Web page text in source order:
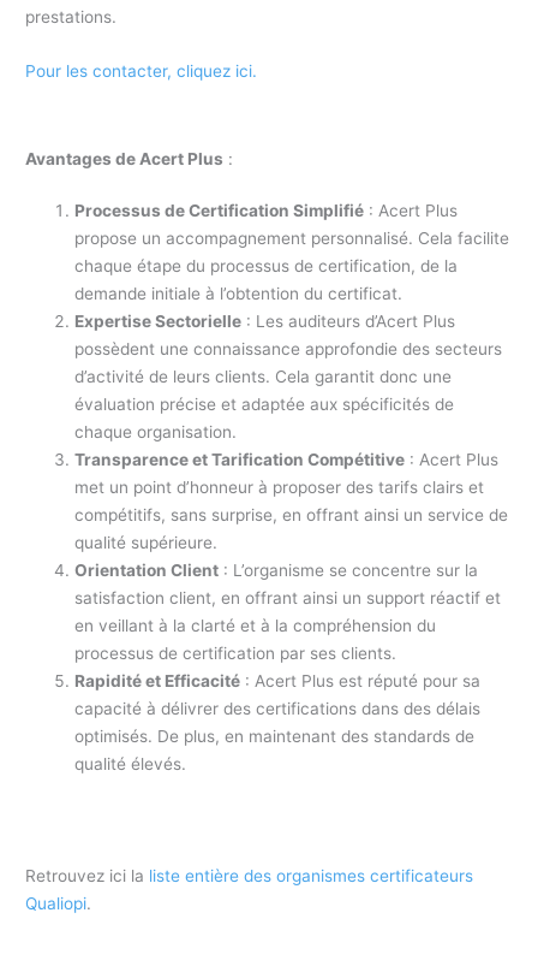
prestations.
Pour les contacter, cliquez ici.
Avantages de Acert Plus :
Processus de Certification Simplifié : Acert Plus
propose un accompagnement personnalisé. Cela facilite
chaque étape du processus de certification, de la
demande initiale à l’obtention du certificat.
Expertise Sectorielle : Les auditeurs d’Acert Plus
possèdent une connaissance approfondie des secteurs
d’activité de leurs clients. Cela garantit donc une
évaluation précise et adaptée aux spécificités de
chaque organisation.
Transparence et Tarification Compétitive : Acert Plus
met un point d’honneur à proposer des tarifs clairs et
compétitifs, sans surprise, en offrant ainsi un service de
qualité supérieure.
Orientation Client : L’organisme se concentre sur la
satisfaction client, en offrant ainsi un support réactif et
en veillant à la clarté et à la compréhension du
processus de certification par ses clients.
Rapidité et Efficacité : Acert Plus est réputé pour sa
capacité à délivrer des certifications dans des délais
optimisés. De plus, en maintenant des standards de
qualité élevés.
Retrouvez ici la liste entière des organismes certificateurs
Qualiopi.